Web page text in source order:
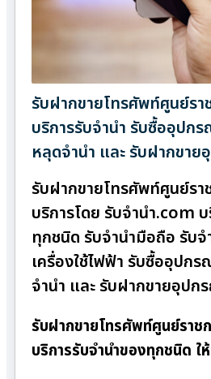
รับฝากขายโทรศัพท์ศูนย์ร
บริการรับจำนำ รับซื้ออุปก
หลุดจำนำ และ รับฝากขา
รับฝากขายโทรศัพท์ศูนย์รา
บริการโดย รับจํานํา.com
ทุกชนิด รับจำนำมือถือ รับ
เครื่องใช้ไฟฟ้า รับซื้ออุปก
จำนำ และ รับฝากขายอุปก
รับฝากขายโทรศัพท์ศูนย์ราช
บริการรับจำนำของทุกชนิด ใ